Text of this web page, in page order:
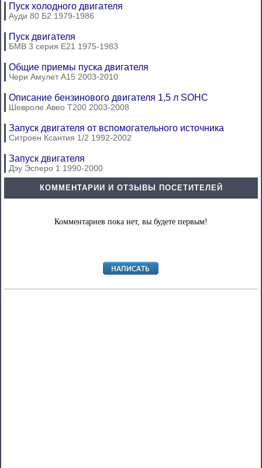
Пуск холодного двигателя
Ауди 80 Б2 1979-1986
Пуск двигателя
БМВ 3 серия Е21 1975-1983
Общие приемы пуска двигателя
Чери Амулет А15 2003-2010
Описание бензинового двигателя 1,5 л SOHC
Шевроле Авео Т200 2003-2008
Запуск двигателя от вспомогательного источника
Ситроен Ксантия 1/2 1992-2002
Запуск двигателя
Дэу Эсперо 1 1990-2000
КОММЕНТАРИИ И ОТЗЫВЫ ПОСЕТИТЕЛЕЙ
Комментариев пока нет, вы будете первым!